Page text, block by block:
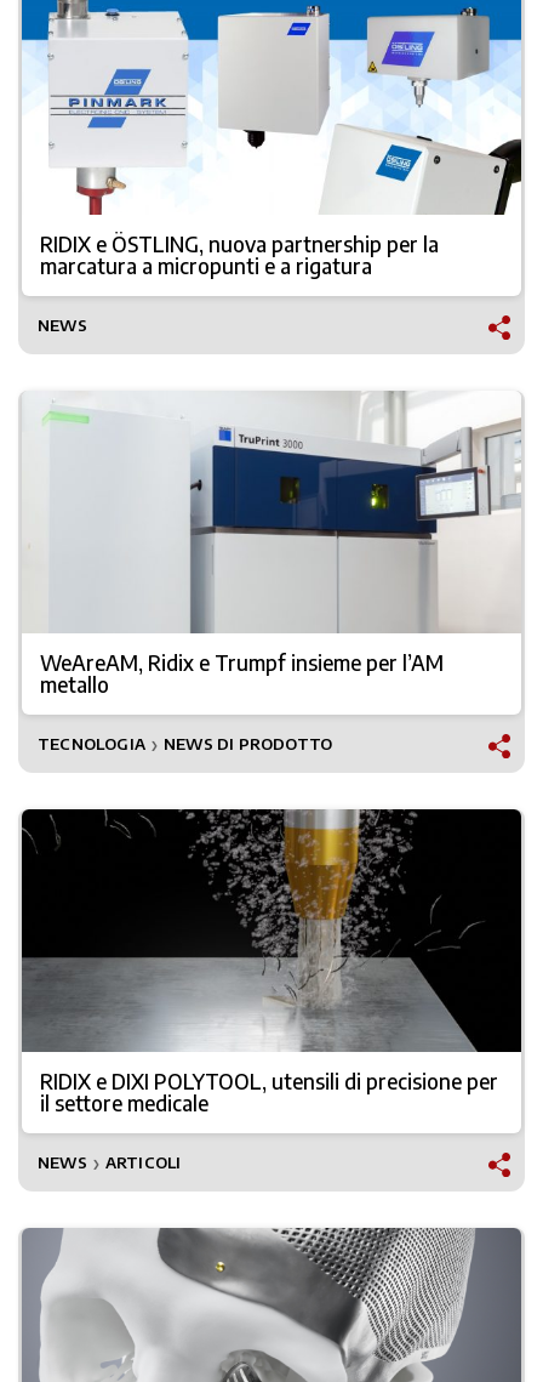
RIDIX e ÖSTLING, nuova partnership per la
marcatura a micropunti e a rigatura
NEWS
WeAreAM, Ridix e Trumpf insieme per l’AM
metallo
TECNOLOGIA ❯ NEWS DI PRODOTTO
RIDIX e DIXI POLYTOOL, utensili di precisione per
il settore medicale
NEWS ❯ ARTICOLI